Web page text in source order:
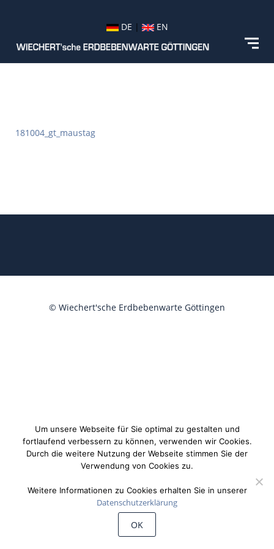
DE | EN
181004_gt_maustag
© Wiechert'sche Erdbebenwarte Göttingen
Um unsere Webseite für Sie optimal zu gestalten und
fortlaufend verbessern zu können, verwenden wir Cookies.
Durch die weitere Nutzung der Webseite stimmen Sie der
Verwendung von Cookies zu.
Weitere Informationen zu Cookies erhalten Sie in unserer
Datenschutzerklärung
OK